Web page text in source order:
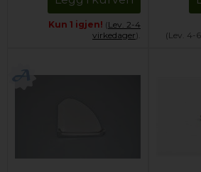
Kun 1 igjen! (Lev. 2-4
virkedager).
(Lev. 4-